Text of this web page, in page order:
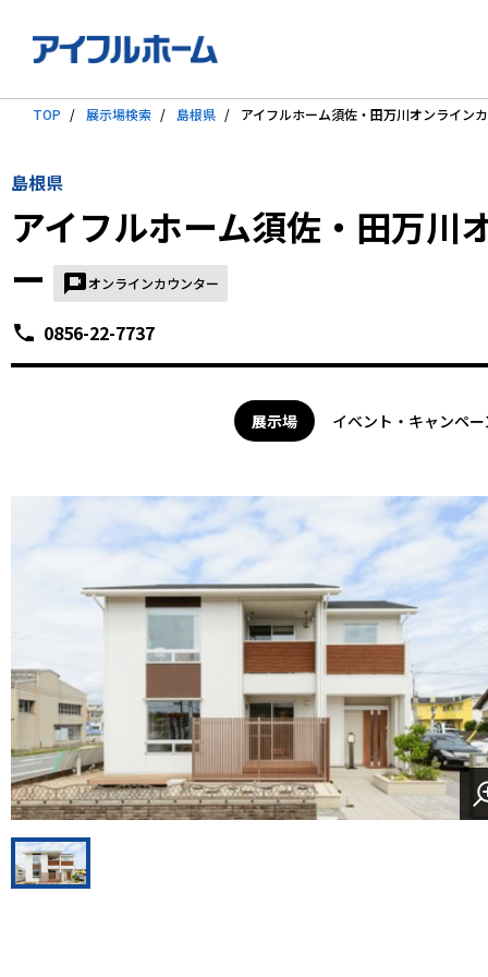
TOP 展示場検索 島根県 アイフルホーム須佐・田万川オンライン
島根県
アイフルホーム須佐・田万川
ー
オンラインカウンター
0856-22-7737
展示場 イベント・キャンペー